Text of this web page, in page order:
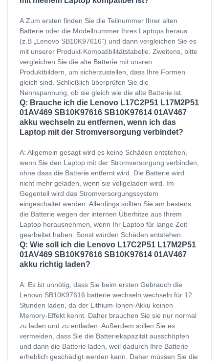
A:Zum ersten finden Sie die Teilnummer Ihrer alten
Batterie oder die Modellnummer Ihres Laptops heraus
(z.B „Lenovo SB10K97616“) und dann vergleichen Sie es
mit unserer Produkt-Kompatibilitätstabelle. Zweitens, bitte
vergleichen Sie die alte Batterie mit unsren
Produktbildern, um sicherzustellen, dass Ihre Formen
gleich sind. Schließlich überprüfen Sie die
Nennspannung, ob sie gleich wie die alte Batterie ist.
Q: Brauche ich die Lenovo L17C2P51 L17M2P51
01AV469 SB10K97616 SB10K97614 01AV467
akku wechseln zu entfernen, wenn ich das
Laptop mit der Stromversorgung verbindet?
A: Allgemein gesagt wird es keine Schäden entstehen,
wenn Sie den Laptop mit der Stromversorgung verbinden,
ohne dass die Batterie entfernt wird. Die Batterie wird
nicht mehr geladen, wenn sie vollgeladen wird. Im
Gegenteil wird das Stromversorgungssystem
eingeschaltet werden. Allerdings sollten Sie am bestens
die Batterie wegen der internen Überhitze aus Ihrem
Laptop herausnehmen, wenn Ihr Laptop für lange Zeit
gearbeitet haben. Sonst würden Schäden entstehen.
Q: Wie soll ich die Lenovo L17C2P51 L17M2P51
01AV469 SB10K97616 SB10K97614 01AV467
akku richtig laden?
A: Es ist unnötig, dass Sie beim ersten Gebrauch die
Lenovo SB10K97616 batterie wechseln wechseln für 12
Stunden laden, da der Lithium-Ionen-Akku keinen
Memory-Effekt kennt. Daher brauchen Sie sie nur normal
zu laden und zu entladen. Außerdem sollen Sie es
vermeiden, dass Sie die Batteriekapazität ausschöpfen
und dann die Batterie laden, weil dadurch Ihre Batterie
erheblich geschädigt werden kann. Daher müssen Sie die